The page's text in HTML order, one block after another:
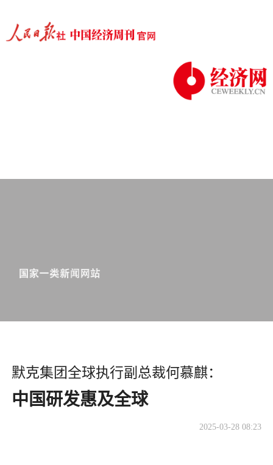
默克集团全球执行副总裁何慕麒：
中国研发惠及全球
2025-03-28 08:23